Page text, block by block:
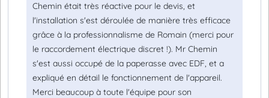
Chemin était très réactive pour le devis, et
l'installation s'est déroulée de manière très efficace
grâce à la professionnalisme de Romain (merci pour
le raccordement électrique discret !). Mr Chemin
s'est aussi occupé de la paperasse avec EDF, et a
expliqué en détail le fonctionnement de l'appareil.
Merci beaucoup à toute l'équipe pour son